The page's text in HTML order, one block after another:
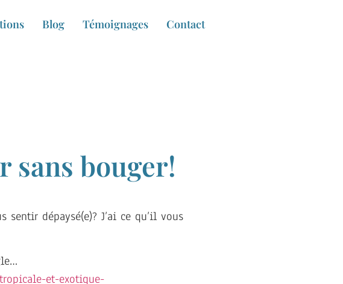
Blog Témoignages Contact
sans bouger!
dépaysé(e)? J’ai ce qu’il vous
et-exotique-